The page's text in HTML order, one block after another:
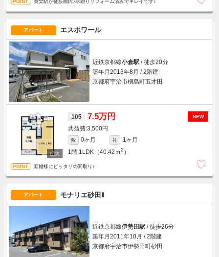
黄檗駅が徒歩圏内♪水廻りリフォーム済みでキレイです♪
アパート エスポワール
近鉄京都線小倉駅/ 徒歩20分
築年月2013年8月 / 2階建
京都府宇治市槇島町五才田
NEW
105 7.5万円
3,500円
敷 0ヶ月 礼
1ヶ月
1階 1LDK（40.42ｍ2 ）
新婚様にピッタリの間取り♪
アパート モナリエ砂田Ⅱ
近鉄京都線伊勢田駅/ 徒歩26分
築年月2011年10月 / 2階建
京都府宇治市伊勢田町砂田